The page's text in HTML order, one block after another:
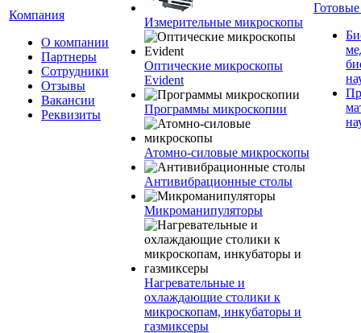
Компания
О компании
Партнеры
Сотрудники
Отзывы
Вакансии
Реквизиты
Измерительные микроскопы
Оптические микроскопы
Evident
Программы микроскопии
Атомно-силовые микроскопы
Антивибрационные столы
Микроманипуляторы
Нагревательные и
охлаждающие столики к
микроскопам, инкубаторы и
газмиксеры